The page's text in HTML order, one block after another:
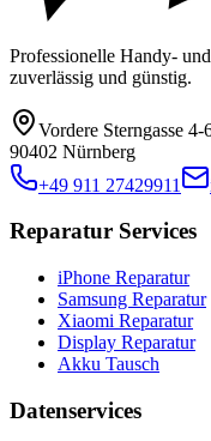
Professionelle Handy-
zuverlässig und günstig.
Vordere Sterngasse 4-
90402 Nürnberg
+49 911 27429911
Reparatur Services
iPhone Reparatur
Samsung Reparatur
Xiaomi Reparatur
Display Reparatur
Akku Tausch
Datenservices